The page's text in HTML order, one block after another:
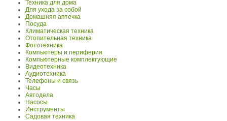
Техника для дома
Для ухода за собой
Домашняя аптечка
Посуда
Климатическая техника
Отопительная техника
Фототехника
Компьютеры и периферия
Компьютерные комплектующие
Видеотехника
Аудиотехника
Телефоны и связь
Часы
Автодела
Насосы
Инструменты
Садовая техника